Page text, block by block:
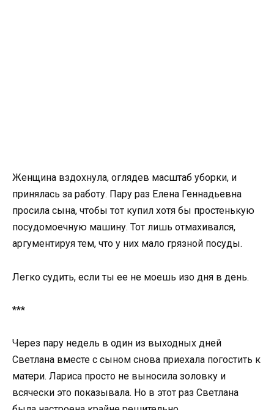
Женщина вздохнула, оглядев масштаб уборки, и
принялась за работу. Пару раз Елена Геннадьевна
просила сына, чтобы тот купил хотя бы простенькую
посудомоечную машину. Тот лишь отмахивался,
аргументируя тем, что у них мало грязной посуды.
Легко судить, если ты ее не моешь изо дня в день.
***
Через пару недель в один из выходных дней
Светлана вместе с сыном снова приехала погостить к
матери. Лариса просто не выносила золовку и
всячески это показывала. Но в этот раз Светлана